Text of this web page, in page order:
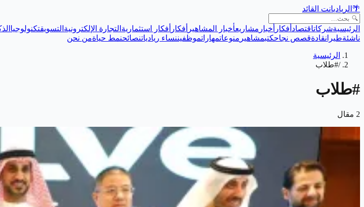
🌴 الرياديانت القائد
الرئيسيةشركاتاقتصاد أفكار أخبار مشاريعأخبار المشاهير أفكار أفكار استثمارية التجارة الإلكترونية التسويقتكنولوجيا
ناشئةطيرانقادةقصص نجاحكتبمشاهير منوعاتمهاراتموظفيننساء ريادياتنصائحنمط حياةمن نحن
الرئيسية
/#طلاب
#طلاب
2 مقال